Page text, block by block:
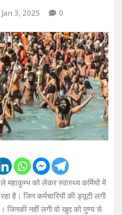
Jan 3, 2025 0
को लेकर स्वास्थ्य कर्मियों में
है। जिन कर्मचारियों की ड्यूटी लगी
जिनकी नहीं लगी वो खुद को पुण्य से